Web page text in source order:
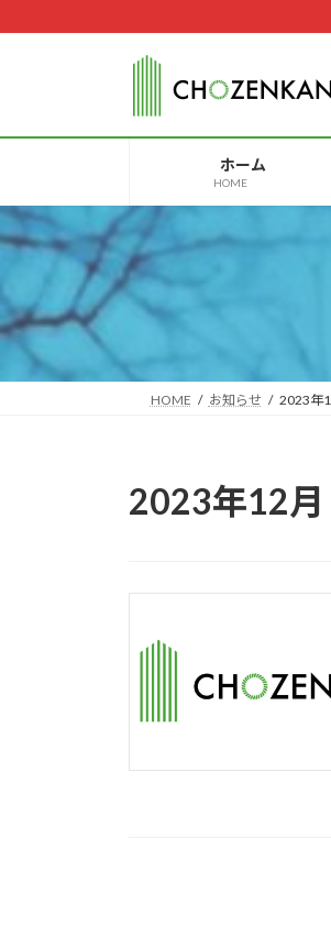
ン
へ
ッ
プ
ビ
ョ
移
動
ホーム
HOME
HOME お知らせ 2023年
2023年12月